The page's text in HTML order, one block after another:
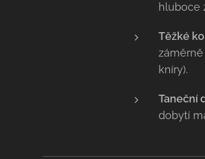
hluboce
Těžké
kníry).
Taneční
dobytí